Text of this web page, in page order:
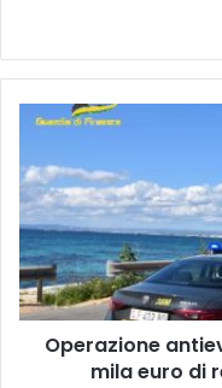
Operazione
controllati
b&b:
125
mila
euro
di
redditi
occultati
Operazione
mila euro di